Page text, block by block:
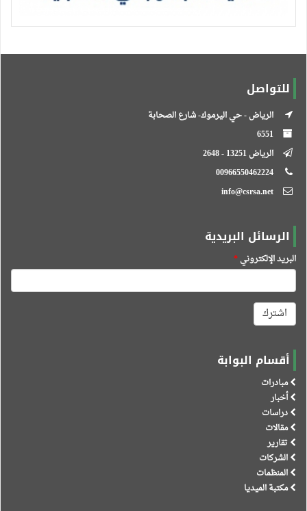
للتواصل
الرياض - حي اليرموك- شارع الصحابة
الرياض 13251 - 2648
الرسائل البريدية
البريد الإلكتروني*
اشترك
أقسام البوابة
مبادرات
أخبار
دراسات
مقالات
تقارير
الشركات
المنظمات
مكتبة الميديا